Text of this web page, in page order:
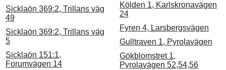
Sicklaön 369:2, Trillans väg
49
Sicklaön 369:2, Trillans väg
5
Sicklaön 151:1,
Forumvägen 14
Kölden 1, Karlskronavägen
24
Fyren 4, Larsbergsvägen
Gulltraven 1, Pyrolavägen
Gökblomstret 1,
Pyrolavägen 52,54,56